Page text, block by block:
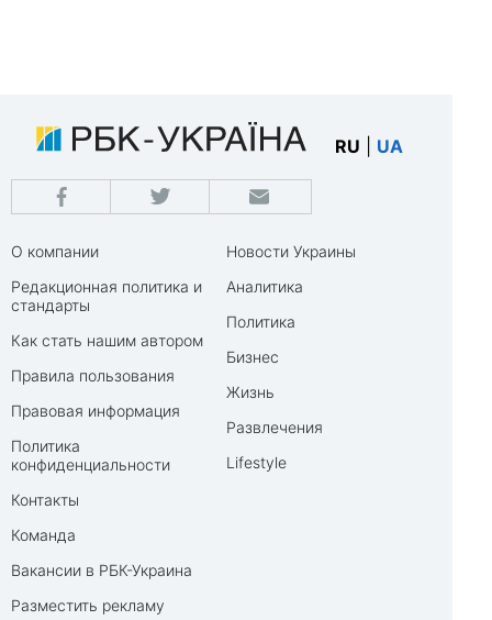
RU UA
О компании
Редакционная политика и
стандарты
Как стать нашим автором
Правила пользования
Правовая информация
Политика
конфиденциальности
Контакты
Команда
Вакансии в РБК-Украина
Разместить рекламу
Новости Украины
Аналитика
Политика
Бизнес
Жизнь
Развлечения
Lifestyle